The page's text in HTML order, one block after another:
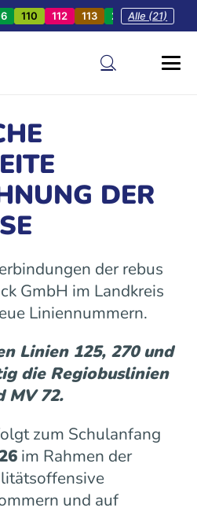
110 112 113 201 202
Alle (21)
DER
der rebus
GmbH im Landkreis
Liniennummern.
Linien 125, 270 und
die Regiobuslinien
MV 72.
zum Schulanfang
im Rahmen der
und auf